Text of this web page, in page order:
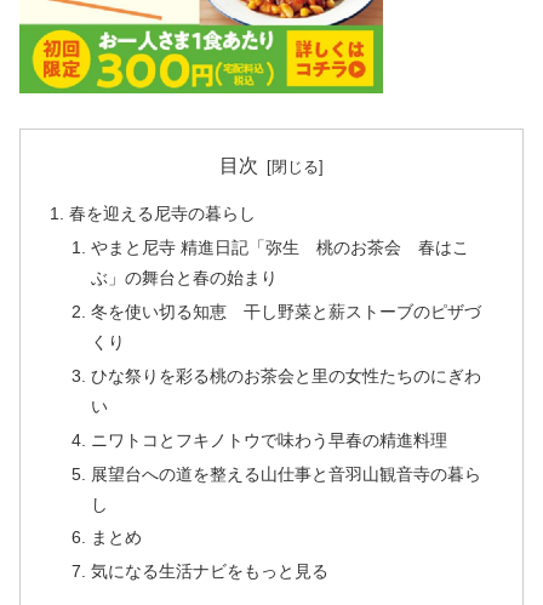
目次
春を迎える尼寺の暮らし
やまと尼寺 精進日記「弥生 桃のお茶会 春はこ
ぶ」の舞台と春の始まり
冬を使い切る知恵 干し野菜と薪ストーブのピザづ
くり
ひな祭りを彩る桃のお茶会と里の女性たちのにぎわ
い
ニワトコとフキノトウで味わう早春の精進料理
展望台への道を整える山仕事と音羽山観音寺の暮ら
し
まとめ
気になる生活ナビをもっと見る